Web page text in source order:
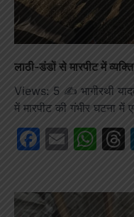
लाठी-डंडों से मारपीट में
Views: 5 ✍️ भागीरथी
में मारपीट की गंभीर घटना में
Email